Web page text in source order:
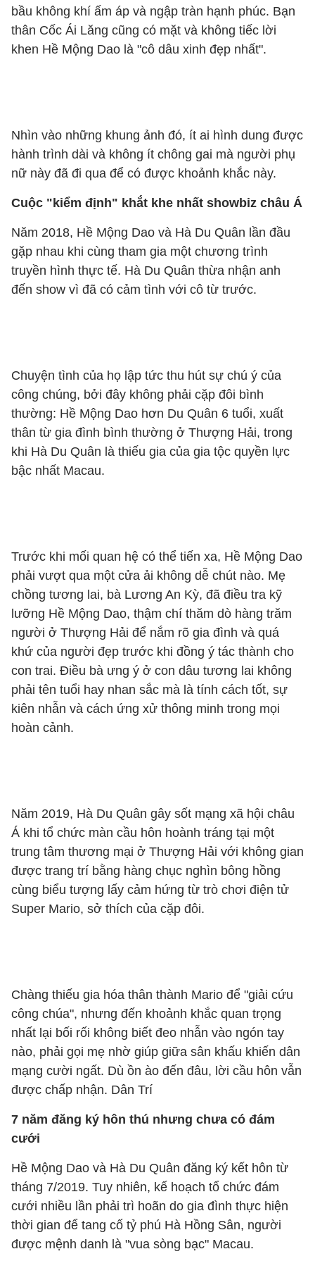
bầu không khí ấm áp và ngập tràn hạnh phúc. Bạn
thân Cốc Ái Lăng cũng có mặt và không tiếc lời
khen Hề Mộng Dao là "cô dâu xinh đẹp nhất".
Nhìn vào những khung ảnh đó, ít ai hình dung được
hành trình dài và không ít chông gai mà người phụ
nữ này đã đi qua để có được khoảnh khắc này.
Cuộc "kiểm định" khắt khe nhất showbiz châu Á
Năm 2018, Hề Mộng Dao và Hà Du Quân lần đầu
gặp nhau khi cùng tham gia một chương trình
truyền hình thực tế. Hà Du Quân thừa nhận anh
đến show vì đã có cảm tình với cô từ trước.
Chuyện tình của họ lập tức thu hút sự chú ý của
công chúng, bởi đây không phải cặp đôi bình
thường: Hề Mộng Dao hơn Du Quân 6 tuổi, xuất
thân từ gia đình bình thường ở Thượng Hải, trong
khi Hà Du Quân là thiếu gia của gia tộc quyền lực
bậc nhất Macau.
Trước khi mối quan hệ có thể tiến xa, Hề Mộng Dao
phải vượt qua một cửa ải không dễ chút nào. Mẹ
chồng tương lai, bà Lương An Kỳ, đã điều tra kỹ
lưỡng Hề Mộng Dao, thậm chí thăm dò hàng trăm
người ở Thượng Hải để nắm rõ gia đình và quá
khứ của người đẹp trước khi đồng ý tác thành cho
con trai. Điều bà ưng ý ở con dâu tương lai không
phải tên tuổi hay nhan sắc mà là tính cách tốt, sự
kiên nhẫn và cách ứng xử thông minh trong mọi
hoàn cảnh.
Năm 2019, Hà Du Quân gây sốt mạng xã hội châu
Á khi tổ chức màn cầu hôn hoành tráng tại một
trung tâm thương mại ở Thượng Hải với không gian
được trang trí bằng hàng chục nghìn bông hồng
cùng biểu tượng lấy cảm hứng từ trò chơi điện tử
Super Mario, sở thích của cặp đôi.
Chàng thiếu gia hóa thân thành Mario để "giải cứu
công chúa", nhưng đến khoảnh khắc quan trọng
nhất lại bối rối không biết đeo nhẫn vào ngón tay
nào, phải gọi mẹ nhờ giúp giữa sân khấu khiến dân
mạng cười ngất. Dù ồn ào đến đâu, lời cầu hôn vẫn
được chấp nhận. Dân Trí
7 năm đăng ký hôn thú nhưng chưa có đám
cưới
Hề Mộng Dao và Hà Du Quân đăng ký kết hôn từ
tháng 7/2019. Tuy nhiên, kế hoạch tổ chức đám
cưới nhiều lần phải trì hoãn do gia đình thực hiện
thời gian để tang cố tỷ phú Hà Hồng Sân, người
được mệnh danh là "vua sòng bạc" Macau.